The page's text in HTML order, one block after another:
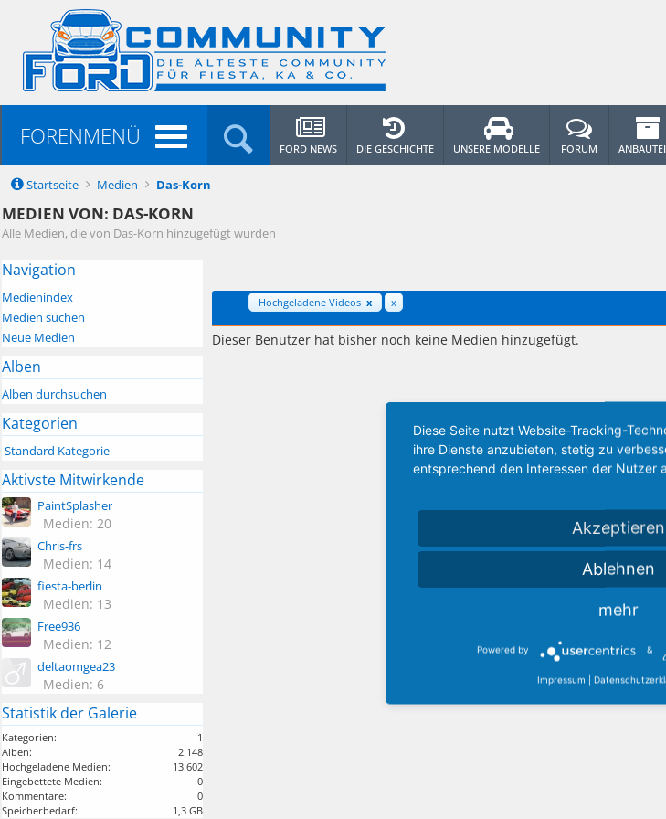
Startseite Medien Das-Korn
MEDIEN VON: DAS-KORN
Alle Medien, die von Das-Korn hinzugefügt wurden
Hochgeladene Videos x x
Dieser Benutzer hat bisher noch keine Medien hinzugefügt.
Navigation
Medienindex
Medien suchen
Neue Medien
Alben
Alben durchsuchen
Kategorien
Standard Kategorie
Aktivste Mitwirkende
PaintSplasher
Medien: 20
Chris-frs
Medien: 14
fiesta-berlin
Medien: 13
Free936
Medien: 12
deltaomgea23
Medien: 6
Statistik der Galerie
Kategorien:
1
Alben:
2.148
Hochgeladene Medien:
13.602
Eingebettete Medien:
0
Kommentare:
0
Speicherbedarf:
1,3 GB
FORENMENÜ FORD NEWS DIE GESCHICHTE UNSERE MODELLE FORUM
Diese Seite nutzt Website-Tracking-
ihre Dienste anzubieten, stetig zu
entsprechend den Interessen der Nutzer
Akzeptieren
Ablehnen
mehr
Powered by &
Impressum |